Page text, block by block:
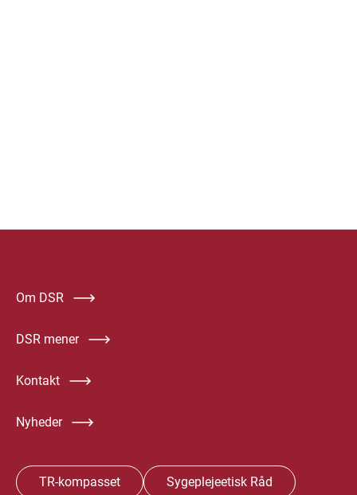
Om DSR
DSR mener
Kontakt
Nyheder
TR-kompasset Sygeplejeetisk Råd